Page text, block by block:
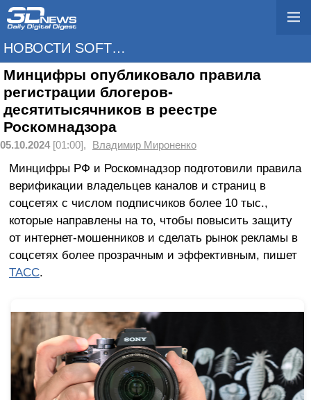
НОВОСТИ SOFTWARE
Минцифры опубликовало правила
регистрации блогеров-
десятитысячников в реестре
Роскомнадзора
05.10.2024[01:00], Владимир Мироненко
Минцифры РФ и Роскомнадзор подготовили правила
верификации владельцев каналов и страниц в
соцсетях с числом подписчиков более 10 тыс.,
которые направлены на то, чтобы повысить защиту
от интернет-мошенников и сделать рынок рекламы в
соцсетях более прозрачным и эффективным, пишет
ТАСС.